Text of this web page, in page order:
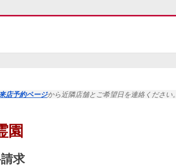
店予約ページから近隣店舗とご希望日を連絡ください。
園
求